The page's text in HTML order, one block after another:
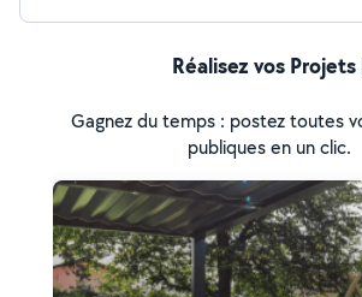
Réalisez vos Projets
Gagnez du temps : postez toutes
publiques en un clic.